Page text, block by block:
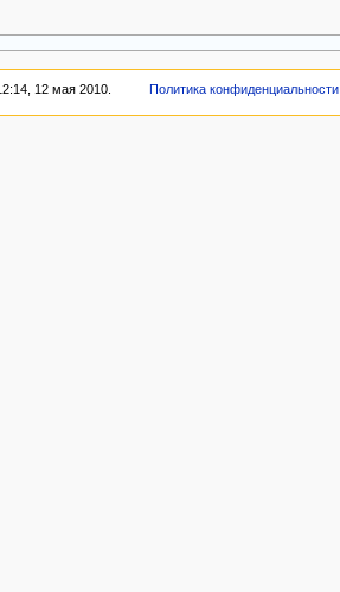
12 мая 2010. Политика конфиденциальности